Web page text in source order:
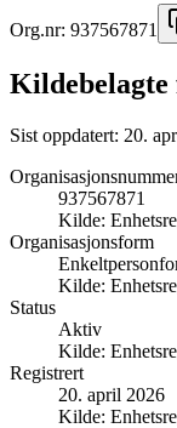
Org.nr: 937567871
Kildebelagte
Sist oppdatert: 20.
937567871
Kilde:
Organisasjonsform
Kilde:
Status
Aktiv
Kilde:
Registrert
20. april 2026
Kilde: